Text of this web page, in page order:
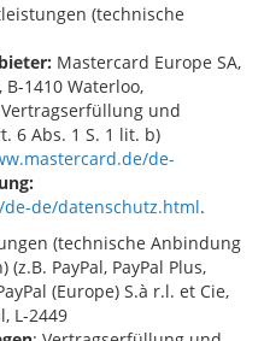
(technische
Mastercard Europe SA,
B-1410 Waterloo,
Vertragserfüllung und
6 Abs. 1 S. 1 lit. b)
de-
de/datenschutz.html.
(technische Anbindung
PayPal, PayPal Plus,
(Europe) S.à r.l. et Cie,
L-2449